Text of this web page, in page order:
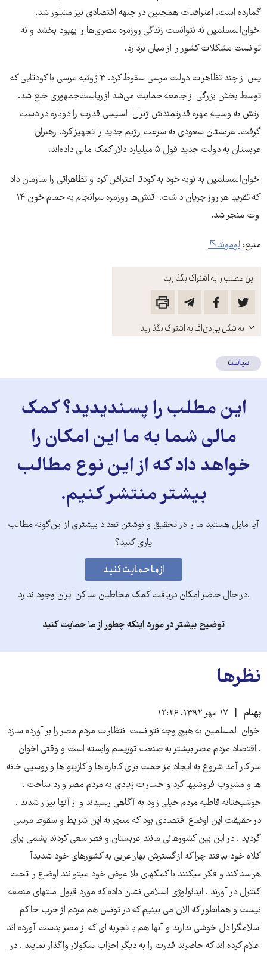
این مطلب را به اشتراک بگذارید
باز
کنید
به شکل پی‌دی‌اف به اشتراک بگذارید
گمارده است. اعتراضات همچنین در جبهه اقتصادی نیز متبلور شد.
اخوان‌المسلمین نه نتوانست زندگی روزمره مصری‌ها را بهبود بخشد و نه
توانست مشکلات کشور را از میان بردارد.
پس از چند تظاهرات دولت مرسی سقوط کرد. ۳ ژوئیه مرسی با کودتایی که
توسط بخش بزرگی از جامعه حمایت می‌شد از ریاست‌جمهوری خلع شد.
ارتش به وسیله مهره قدرتمندش ژنرال السیسی قدرت را دوباره در دست
گرفت. عربستان سعودی به سرعت رژیم جدید را تجهیز کرد. رهبران
عربستان به دولت جدید قول ۵ میلیارد دلار کمک مالی داده‌اند.
اخوان‌المسلمین به نوبه خود به کودتا اعتراض کرد و تظاهراتی را سازمان داد
که تقریبا هر روز جریان داشت. تنش‌ها روزمره سرانجام به حمام خون ۱۴
اوت منجر شد.
منبع: لوموند
سیاست
این مطلب را پسندیدید؟ کمک
مالی شما به ما این امکان را
خواهد داد که از این نوع مطالب
بیشتر منتشر کنیم.
آیا مایل هستید ما را در تحقیق و نوشتن تعداد بیشتری از این‌گونه مطالب
یاری کنید؟
.در حال حاضر امکان دریافت کمک مخاطبان ساکن ایران وجود ندارد
توضیح بیشتر در مورد اینکه چطور از ما حمایت کنید
نظرها
بهنام
۱۷ مهر ۱۳۹۲، ۱۲:۲۶
اخوان المسلمین به هیچ وجه نتوانست انتظارات مردم مصر را بر آورده سازد
. اقتصاد مردم مصر بیشتر به صنعت توریسم وابسته است و وقتی اخوان
سر کار آمد شروع به ایجاد مزاحمت برای کاباره ها و کازینو ها و روسپی خانه
ها و مشروب فروشیها کرد و خسارات زیادی به مردم مصر وارد ساخت ،
خوشبختانه قاطبه مردم خیلی زود به آگاهی رسیدند و از آنها بیزار شدند .
در حقیقت این اوضاع اقتصادی بود که منجر به این شرایط و سقوط مرسی
گردید . در این بین کشورهائی مانند عربستان و قطر سعی کردند پشمی برای
کلاه خود ببافند چرا که از گسترش بهار عربی به کشورهای خود شدیدآ
هراسناکند و فکر میکنند با کمکهای بلا عوض خود میتوانند اوضاع را تحت
کنترل در آورند . ایدئولوژی اسلامی نشان داده که مورد قبول ملتهای منطقه
نیست و همانطور که الان می بینیم که در تونس هم مردم از حرب حاکم
اسلامگرا دل خوشی ندارند و آنها هم با تجربه ای که از مصر بدست آورده اند
اعلام کرده اند که حاضرند قدرت را به دیگر احزاب سکولار واگذار نمایند . در